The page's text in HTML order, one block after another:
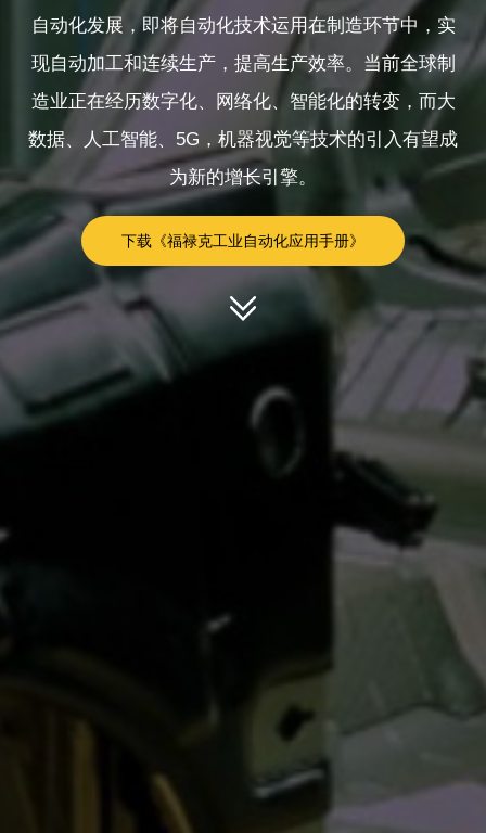
自动化发展，即将自动化技术运用在制造环节中，实
现自动加工和连续生产，提高生产效率。当前全球制
造业正在经历数字化、网络化、智能化的转变，而大
数据、人工智能、5G，机器视觉等技术的引入有望成
为新的增长引擎。
下载《福禄克工业自动化应用手册》